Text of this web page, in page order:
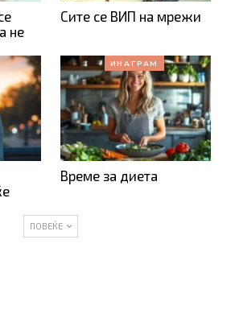
не
Сите се ВИП на мрежи
ИНАГРАМ
Време за диета
ПОВЕЌЕ